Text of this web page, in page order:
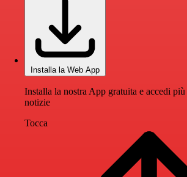
Installa la Web App
Installa la nostra App gratuita e accedi
notizie
Tocca